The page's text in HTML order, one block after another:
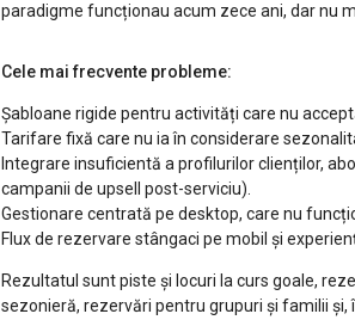
paradigme funcționau acum zece ani, dar nu
Cele mai frecvente probleme:
Șabloane rigide pentru activități care nu
Tarifare fixă care nu ia în considerare
Integrare insuficientă a profilurilor clienților,
campanii de upsell post-serviciu).
Gestionare centrată pe desktop, care nu
Flux de rezervare stângaci pe mobil și
Rezultatul sunt piste și locuri la curs goale,
sezonieră, rezervări pentru grupuri și familii